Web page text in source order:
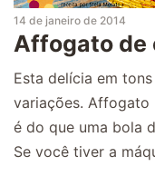
14 de janeiro de 2014
Affogato de
Esta delícia em
variações. Affogato
é do que uma bola
Se você tiver a